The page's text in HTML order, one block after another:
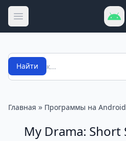
Открыть меню
Поиск
Найти
Главная » Программы на Android
My Drama: Short